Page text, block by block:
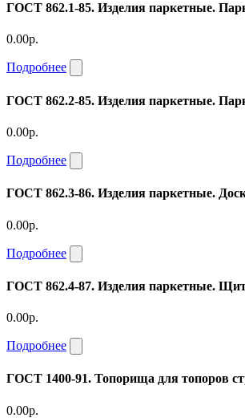
ГОСТ 862.1-85. Изделия паркетные.
0.00р.
Подробнее
ГОСТ 862.2-85. Изделия паркетные.
0.00р.
Подробнее
ГОСТ 862.3-86. Изделия паркетные.
0.00р.
Подробнее
ГОСТ 862.4-87. Изделия паркетные.
0.00р.
Подробнее
ГОСТ 1400-91. Топорища для топоров
0.00р.